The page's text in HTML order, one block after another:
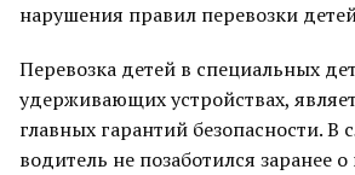
нарушения правил перевозки
Перевозка детей в специальных
удерживающих устройствах,
главных гарантий безопасности. В
водитель не позаботился заранее